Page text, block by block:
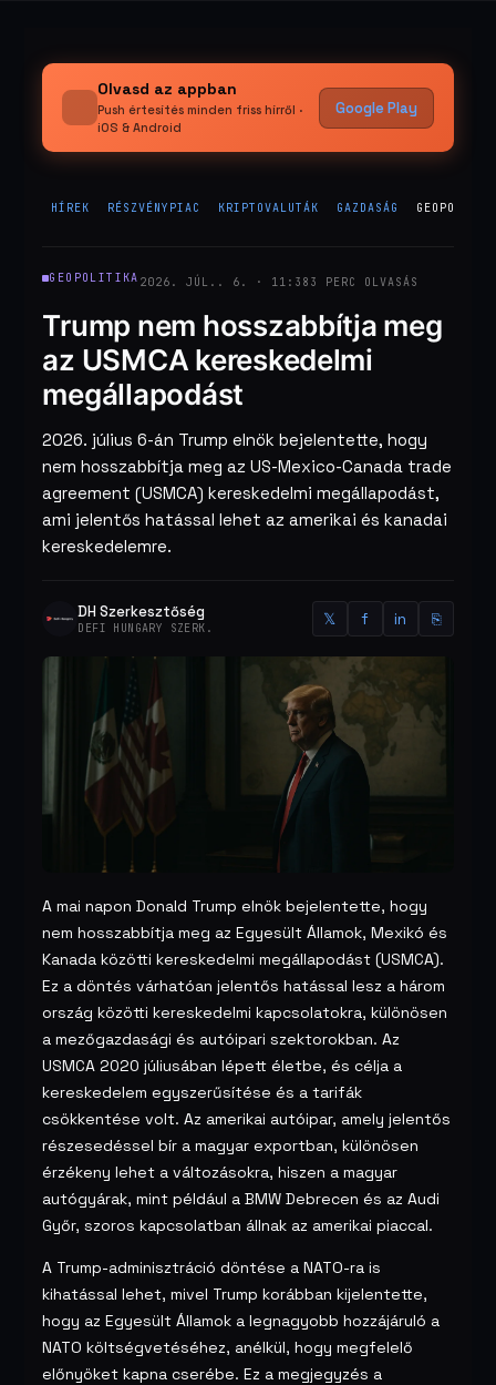
Olvasd az appban
Push értesítés minden friss hírről ·
iOS & Android
Google Play
HÍREK RÉSZVÉNYPIAC KRIPTOVALUTÁK GAZDASÁG
GEOPOLITIKA 2026. JÚL.. 6. · 11:38 3 PERC OLVASÁS
Trump nem hosszabbítja meg
az USMCA kereskedelmi
megállapodást
2026. július 6-án Trump elnök bejelentette, hogy
nem hosszabbítja meg az US-Mexico-Canada trade
agreement (USMCA) kereskedelmi megállapodást,
ami jelentős hatással lehet az amerikai és kanadai
kereskedelemre.
DH Szerkesztőség
DEFI HUNGARY SZERK. 𝕏 f in ⎘
A mai napon Donald Trump elnök bejelentette, hogy
nem hosszabbítja meg az Egyesült Államok, Mexikó és
Kanada közötti kereskedelmi megállapodást (USMCA).
Ez a döntés várhatóan jelentős hatással lesz a három
ország közötti kereskedelmi kapcsolatokra, különösen
a mezőgazdasági és autóipari szektorokban. Az
USMCA 2020 júliusában lépett életbe, és célja a
kereskedelem egyszerűsítése és a tarifák
csökkentése volt. Az amerikai autóipar, amely jelentős
részesedéssel bír a magyar exportban, különösen
érzékeny lehet a változásokra, hiszen a magyar
autógyárak, mint például a BMW Debrecen és az Audi
Győr, szoros kapcsolatban állnak az amerikai piaccal.
A Trump-adminisztráció döntése a NATO-ra is
kihatással lehet, mivel Trump korábban kijelentette,
hogy az Egyesült Államok a legnagyobb hozzájáruló a
NATO költségvetéséhez, anélkül, hogy megfelelő
előnyöket kapna cserébe. Ez a megjegyzés a